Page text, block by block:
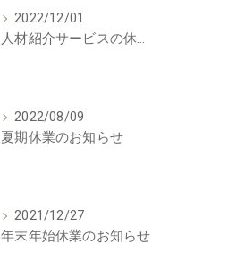
2022/12/01
人材紹介サービスの休止について
2022/08/09
夏期休業のお知らせ
2021/12/27
年末年始休業のお知らせ